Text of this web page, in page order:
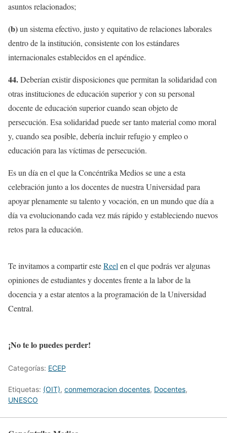
asuntos relacionados;
(b)un sistema efectivo, justo y equitativo de relaciones laborales
dentro de la institución, consistente con los estándares
internacionales establecidos en el apéndice.
44.Deberían existir disposiciones que permitan la solidaridad con
otras instituciones de educación superior y con su personal
docente de educación superior cuando sean objeto de
persecución. Esa solidaridad puede ser tanto material como moral
y, cuando sea posible, debería incluir refugio y empleo o
educación para las víctimas de persecución.
Es un día en el que la Concéntrika Medios se une a esta
celebración junto a los docentes de nuestra Universidad para
apoyar plenamente su talento y vocación, en un mundo que día a
día va evolucionando cada vez más rápido y estableciendo nuevos
retos para la educación.
Te invitamos a compartir esteReel en el que podrás ver algunas
opiniones de estudiantes y docentes frente a la labor de la
docencia y a estar atentos a la programación de la Universidad
Central.
¡No te lo puedes perder!
Categorías: ECEP
Etiquetas: (OIT), conmemoracion docentes, Docentes,
UNESCO